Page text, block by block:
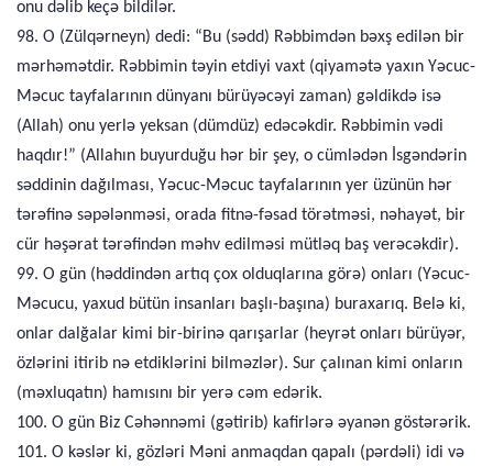
onu dəlib keçə bildilər.
98. O (Zülqərneyn) dedi: “Bu (sədd) Rəbbimdən bəxş edilən bir
mərhəmətdir. Rəbbimin təyin etdiyi vaxt (qiyamətə yaxın Yəcuc-
Məcuc tayfalarının dünyanı bürüyəcəyi zaman) gəldikdə isə
(Allah) onu yerlə yeksan (dümdüz) edəcəkdir. Rəbbimin vədi
haqdır!” (Allahın buyurduğu hər bir şey, o cümlədən İsgəndərin
səddinin dağılması, Yəcuc-Məcuc tayfalarının yer üzünün hər
tərəfinə səpələnməsi, orada fitnə-fəsad törətməsi, nəhayət, bir
cür həşərat tərəfindən məhv edilməsi mütləq baş verəcəkdir).
99. O gün (həddindən artıq çox olduqlarına görə) onları (Yəcuc-
Məcucu, yaxud bütün insanları başlı-başına) buraxarıq. Belə ki,
onlar dalğalar kimi bir-birinə qarışarlar (heyrət onları bürüyər,
özlərini itirib nə etdiklərini bilməzlər). Sur çalınan kimi onların
(məxluqatın) hamısını bir yerə cəm edərik.
100. O gün Biz Cəhənnəmi (gətirib) kafirlərə əyanən göstərərik.
101. O kəslər ki, gözləri Məni anmaqdan qapalı (pərdəli) idi və